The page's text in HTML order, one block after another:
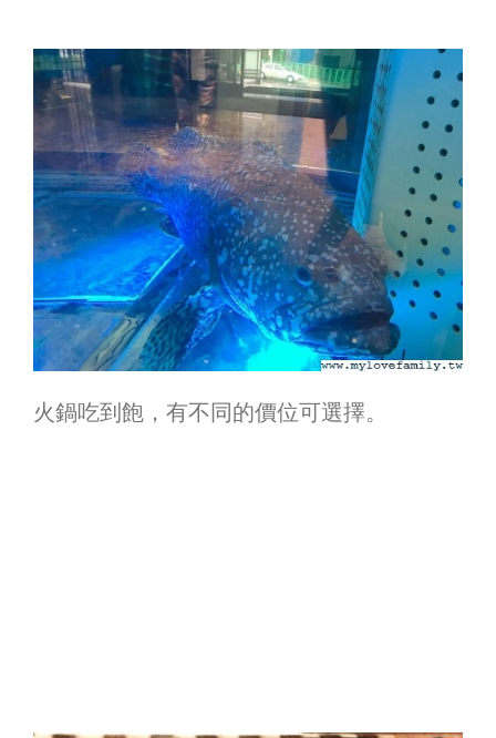
火鍋吃到飽，有不同的價位可選擇。